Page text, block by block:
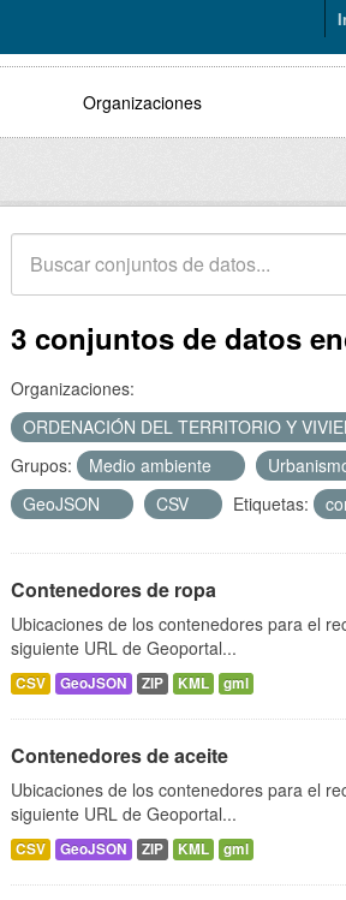
Organizaciones
3 conjuntos de datos
Organizaciones:
ORDENACIÓN DEL TERRITORIO Y
Grupos:
Medio ambiente
GeoJSON
CSV Etiquetas:
Contenedores de ropa
Ubicaciones de los contenedores para el
siguiente URL de Geoportal...
CSV GeoJSON ZIP KML gml
Contenedores de aceite
Ubicaciones de los contenedores para el
siguiente URL de Geoportal...
CSV GeoJSON ZIP KML gml